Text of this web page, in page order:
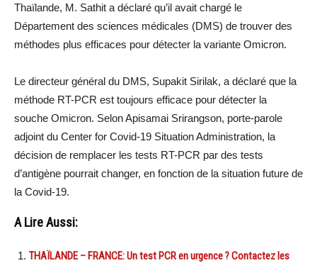
Thaïlande, M. Sathit a déclaré qu’il avait chargé le
Département des sciences médicales (DMS) de trouver des
méthodes plus efficaces pour détecter la variante Omicron.
Le directeur général du DMS, Supakit Sirilak, a déclaré que la
méthode RT-PCR est toujours efficace pour détecter la
souche Omicron. Selon Apisamai Srirangson, porte-parole
adjoint du Center for Covid-19 Situation Administration, la
décision de remplacer les tests RT-PCR par des tests
d’antigène pourrait changer, en fonction de la situation future de
la Covid-19.
A Lire Aussi:
THAÏLANDE – FRANCE: Un test PCR en urgence ? Contactez les